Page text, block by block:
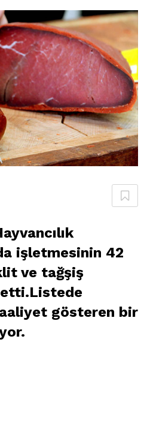
işletmesinin 42
ve tağşiş
etti.Listede
gösteren bir